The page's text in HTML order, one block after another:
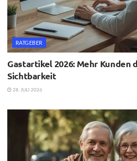
RATGEBER
Gastartikel 2026: Mehr Kunden
Sichtbarkeit
28. JULI 2026